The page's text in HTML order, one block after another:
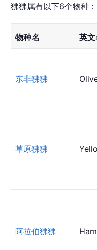
狒狒属有以下6个物种：
物种名 英
东非狒狒
草原狒狒
阿拉伯狒狒